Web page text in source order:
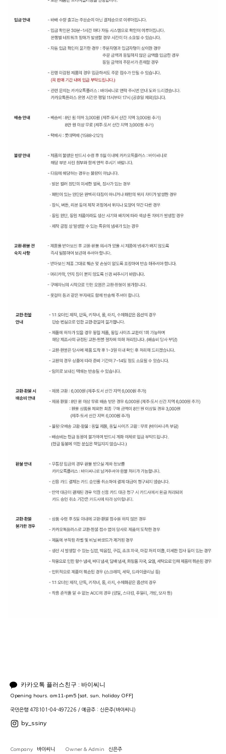
카카오톡 플러스친구 : 바이씨니
Opening hours. am11-pm5 [sat, sun, holiday OFF]
국민은행 478101-04-497226 / 예금주 : 신은주(바이씨니)
by_ssiny
Company 바이씨니 Owner & Admin 신은주